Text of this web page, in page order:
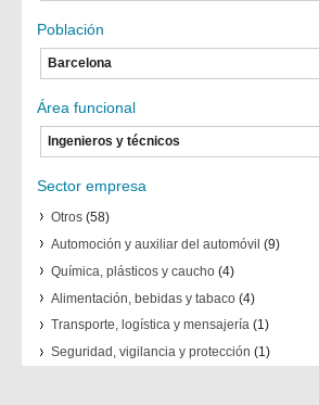
Población
Barcelona
Área funcional
Ingenieros y técnicos
Sector empresa
Otros(58)
Automoción y auxiliar del automóvil (9)
Química, plásticos y caucho(4)
Alimentación, bebidas y tabaco(4)
Transporte, logística y mensajería(1)
Seguridad, vigilancia y protección (1)